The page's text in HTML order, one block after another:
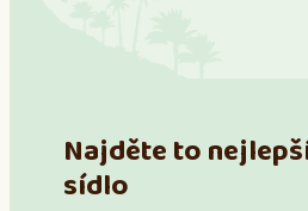
Najděte to
sídlo